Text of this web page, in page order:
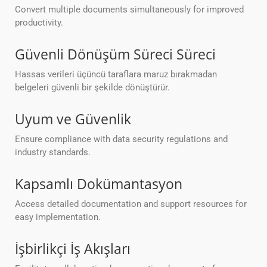
Convert multiple documents simultaneously for improved
productivity.
Güvenli Dönüşüm Süreci Süreci
Hassas verileri üçüncü taraflara maruz bırakmadan
belgeleri güvenli bir şekilde dönüştürür.
Uyum ve Güvenlik
Ensure compliance with data security regulations and
industry standards.
Kapsamlı Dokümantasyon
Access detailed documentation and support resources for
easy implementation.
İşbirlikçi İş Akışları